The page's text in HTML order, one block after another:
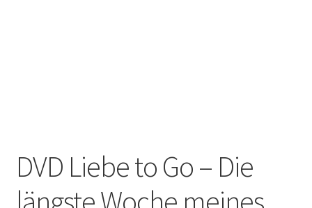
DVD Liebe to Go – Die
längste Woche meines